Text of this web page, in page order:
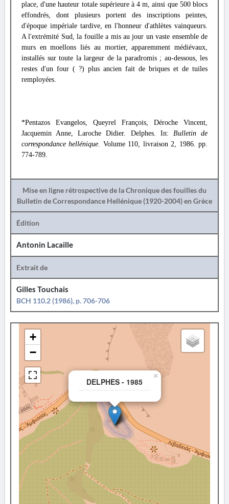
place, d'une hauteur totale supérieure à 4 m, ainsi que 500 blocs
effondrés, dont plusieurs portent des inscriptions peintes,
d'époque impériale tardive, en l'honneur d'athlètes vainqueurs.
A l'extrémité Sud, la fouille a mis au jour un vaste ensemble de
murs en moellons liés au mortier, apparemment médiévaux,
installés sur toute la largeur de la paradromis ; au-dessous, les
restes d'un four ( ?) plus ancien fait de briques et de tuiles
remployées.
*Pentazos Evangelos, Queyrel François, Déroche Vincent,
Jacquemin Anne, Laroche Didier. Delphes. In: Bulletin de
correspondance hellénique. Volume 110, livraison 2, 1986. pp.
774-789.
Mise en ligne rétrospective de la Chronique des fouilles du
Bulletin de Correspondance Hellénique (1920-2004) en Grèce
Édition
Antonin Lacaille
Extrait de
Gilles Touchais
BCH 110.2 (1986), p. 706-706
DELPHES - 1985
×
+
−